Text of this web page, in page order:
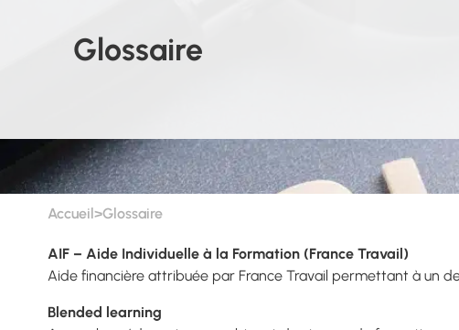
Glossaire
Accueil>Glossaire
AIF – Aide Individuelle à la Formation (France Travail)
Aide financière attribuée par France Travail permettant à un
Blended learning